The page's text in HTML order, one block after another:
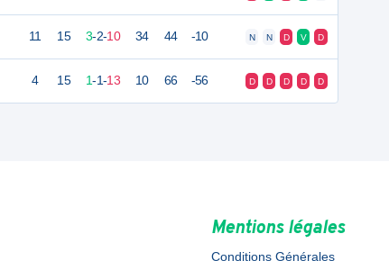
11 15 3-2-10 34 44 -10 N N D V D
4 15 1-1-13 10 66 -56 D D D D D
Mentions légales
Conditions Générales